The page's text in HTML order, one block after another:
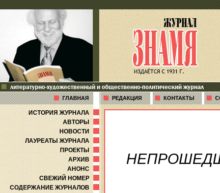
литературно-художественный и общественно-политический журнал
ГЛАВНАЯ РЕДАКЦИЯ КОНТАКТЫ
ИСТОРИЯ ЖУРНАЛА
АВТОРЫ
НОВОСТИ
ЛАУРЕАТЫ ЖУРНАЛА
ПРОЕКТЫ
АРХИВ
АНОНС
СВЕЖИЙ НОМЕР
СОДЕРЖАНИЕ ЖУРНАЛОВ